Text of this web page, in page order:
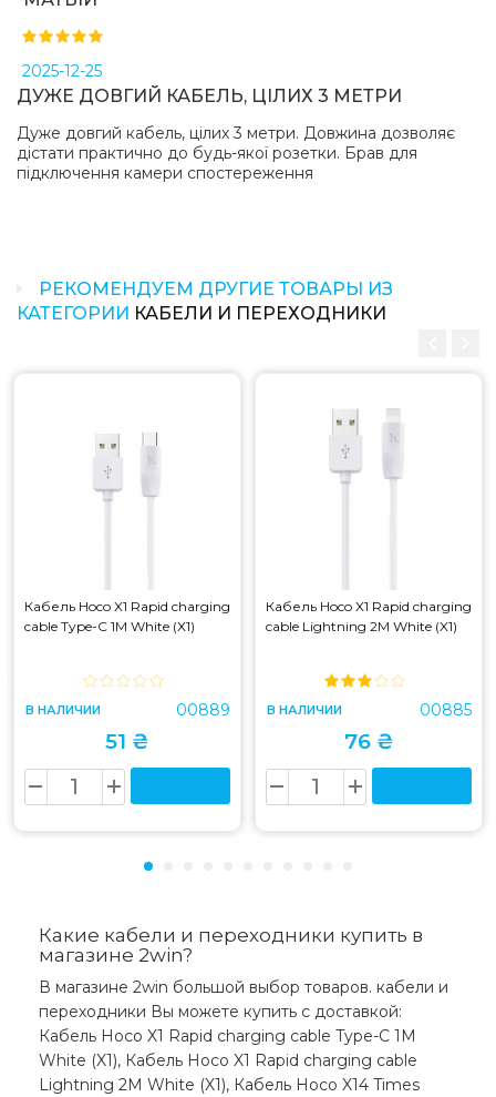
2025-12-25
ДУЖЕ ДОВГИЙ КАБЕЛЬ, ЦІЛИХ 3 МЕТРИ
Дуже довгий кабель, цілих 3 метри. Довжина дозволяє
дістати практично до будь-якої розетки. Брав для
підключення камери спостереження
РЕКОМЕНДУЕМ ДРУГИЕ ТОВАРЫ ИЗ
КАТЕГОРИИ КАБЕЛИ И ПЕРЕХОДНИКИ
Кабель Hoco X1 Rapid charging
cable Type-C 1M White (X1)
В НАЛИЧИИ 00889
51 ₴
Кабель Hoco X1 Rapid charging
cable Lightning 2M White (X1)
В НАЛИЧИИ 00885
76 ₴
Какие кабели и переходники купить в
магазине 2win?
В магазине 2win большой выбор товаров. кабели и
переходники Вы можете купить с доставкой:
Кабель Hoco X1 Rapid charging cable Type-C 1M
White (X1), Кабель Hoco X1 Rapid charging cable
Lightning 2M White (X1), Кабель Hoco X14 Times